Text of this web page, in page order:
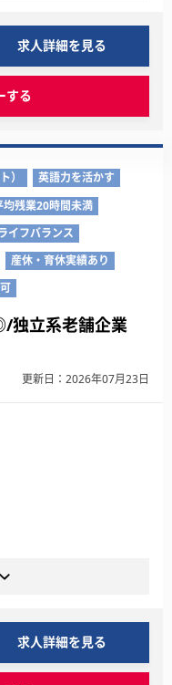
求人詳細を見る
する
）
英語力を活かす
均残業20時間未満
イフバランス
産休・育休実績あり
独立系老舗企業
更新日：2026年07月23日
求人詳細を見る